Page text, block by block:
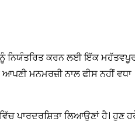
ਨੂੰ ਨਿਯੰਤਰਿਤ ਕਰਨ ਲਈ ਇੱਕ
ਮਨਮਰਜ਼ੀ ਨਾਲ ਫੀਸ ਨਹੀਂ ਵਧਾ
ਪਾਰਦਰਸ਼ਿਤਾ ਲਿਆਉਣਾਂ ਹੈ। ਹੁਣ